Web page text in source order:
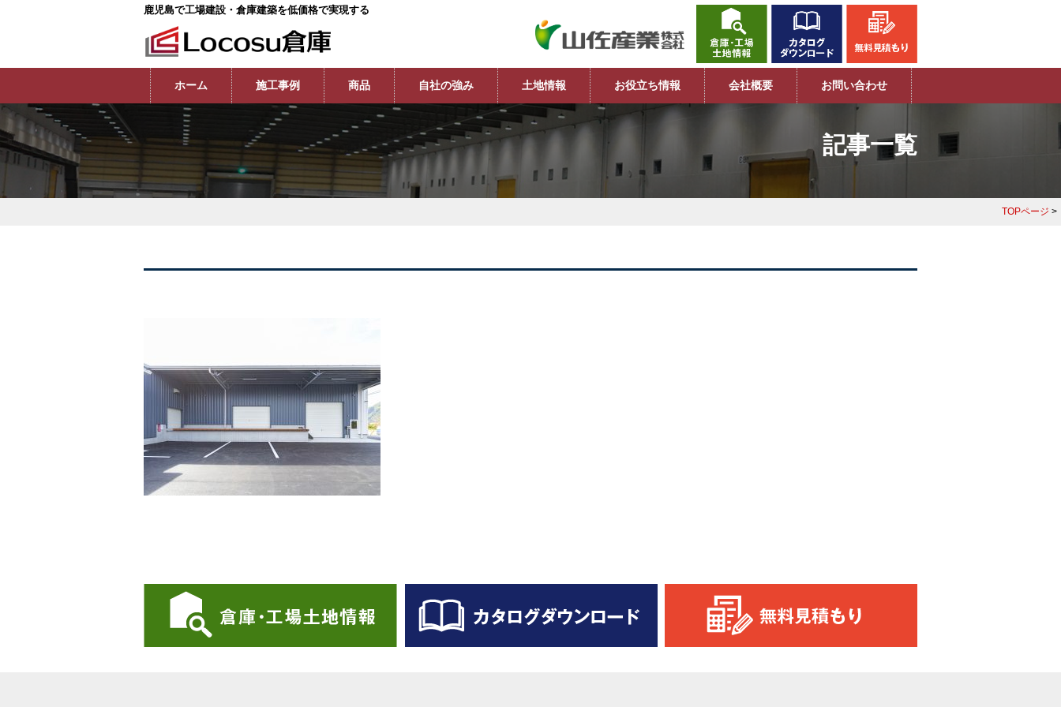
鹿児島で工場建設・倉庫建築を低価格で実現する
ホーム 施工事例 商品 自社の強み 土地情報 お役立ち情報 会社概要 お問い合わせ
記事一覧
TOPページ >